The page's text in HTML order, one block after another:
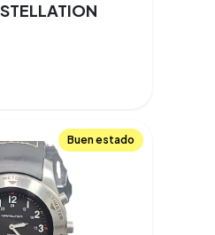
Buen estado